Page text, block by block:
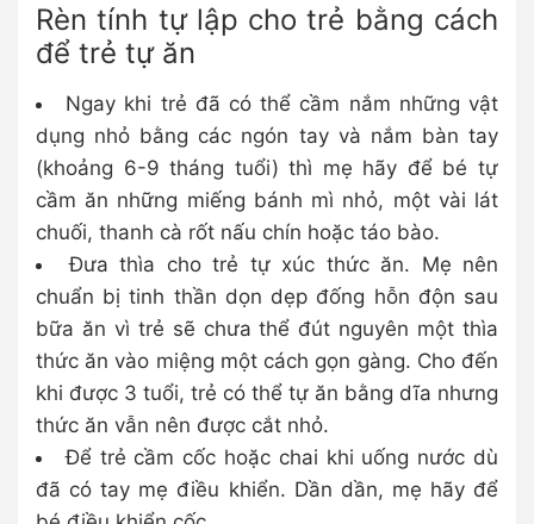
Rèn tính tự lập cho trẻ bằng cách
để trẻ tự ăn
Ngay khi trẻ đã có thể cầm nắm những vật
dụng nhỏ bằng các ngón tay và nắm bàn tay
(khoảng 6-9 tháng tuổi) thì mẹ hãy để bé tự
cầm ăn những miếng bánh mì nhỏ, một vài lát
chuối, thanh cà rốt nấu chín hoặc táo bào.
Đưa thìa cho trẻ tự xúc thức ăn. Mẹ nên
chuẩn bị tinh thần dọn dẹp đống hỗn độn sau
bữa ăn vì trẻ sẽ chưa thể đút nguyên một thìa
thức ăn vào miệng một cách gọn gàng. Cho đến
khi được 3 tuổi, trẻ có thể tự ăn bằng dĩa nhưng
thức ăn vẫn nên được cắt nhỏ.
Để trẻ cầm cốc hoặc chai khi uống nước dù
đã có tay mẹ điều khiển. Dần dần, mẹ hãy để